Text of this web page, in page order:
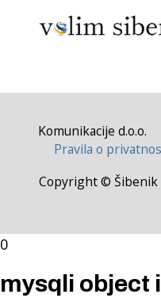
Komunikacije d.o.o.
Pravila o
Copyright © Šibenik
0
mysqli object